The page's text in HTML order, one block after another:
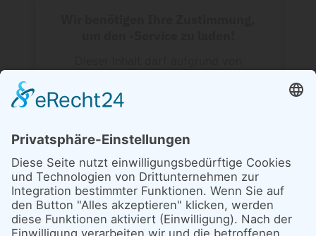
offengelegt werden, nicht geladen
diese mit seinem CMP einrichten, um
diesen Inhalt zur Liste der verwendeten
Technologien hinzuzufügen.
powered by Usercentrics Consent
Management Platform
&eRecht24